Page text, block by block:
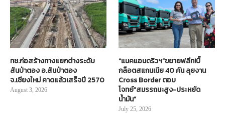
ทช.ก่อสร้างทางแยกต่างระดับ
สันป่าตอง อ.สันป่าตอง
จ.เชียงใหม่ คาดแล้วเสร็จปี 2570
August 3, 2026
“แมคแอนดริวฯ”ขยายฟลีท!บิ๊
กล็อตสแกนเนีย 40 คัน ลุยงาน
Cross Border ตอบ
โจทย์“สมรรถนะสูง-ประหยัด
น้ำมัน”
July 25, 2026